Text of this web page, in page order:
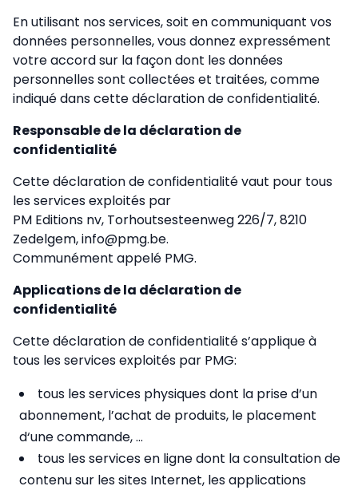
En utilisant nos services, soit en communiquant vos
données personnelles, vous donnez expressément
votre accord sur la façon dont les données
personnelles sont collectées et traitées, comme
indiqué dans cette déclaration de confidentialité.
Responsable de la déclaration de
confidentialité
Cette déclaration de confidentialité vaut pour tous
les services exploités par
PM Editions nv, Torhoutsesteenweg 226/7, 8210
Zedelgem, info@pmg.be.
Communément appelé PMG.
Applications de la déclaration de
confidentialité
Cette déclaration de confidentialité s’applique à
tous les services exploités par PMG:
tous les services physiques dont la prise d’un
abonnement, l’achat de produits, le placement
d‘une commande, ...
tous les services en ligne dont la consultation de
contenu sur les sites Internet, les applications